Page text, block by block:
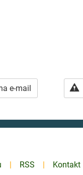
e-mail
RSS Kontakt